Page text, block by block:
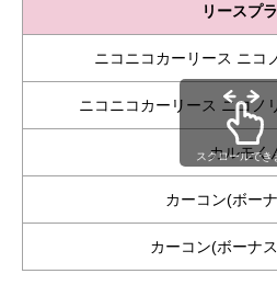
リースプ
ニコニコカーリース ニコ
ニコニコカーリース ニコノ
カルモく
カーコン(ボー
カーコン(ボーナ
スクロールでき